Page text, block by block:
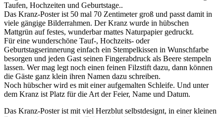
Taufen, Hochzeiten und Geburtstage..
Das Kranz-Poster ist 50 mal 70 Zentimeter groß und passt damit in
viele gängige Bilderrahmen. Der Kranz wurde in hübschen
Mattgrün auf festes, wunderbar mattes Naturpapier gedruckt.
Für eine wunderschöne Tauf-, Hochzeits- oder
Geburtstagserinnerung einfach ein Stempelkissen in Wunschfarbe
besorgen und jeden Gast seinen Fingerabdruck als Beere stempeln
lassen. Wer mag legt noch einen feinen Filzstift dazu, dann können
die Gäste ganz klein ihren Namen dazu schreiben.
Noch hübscher wird es mit einer aufgemalten Schleife. Und unter
dem Kranz ist Platz für die Art der Feier, Name und Datum.
Das Kranz-Poster ist mit viel Herzblut selbstdesignt, in einer kleinen